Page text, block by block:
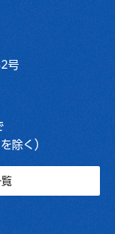
号
除く）
覧